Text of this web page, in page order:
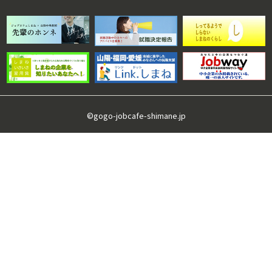
©gogo-jobcafe-shimane.jp